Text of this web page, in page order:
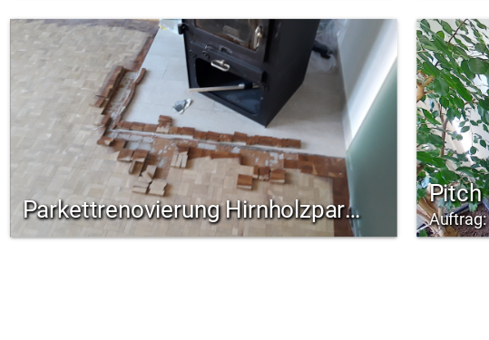
Parkettrenovierung Hirnholzparkett
Pitch